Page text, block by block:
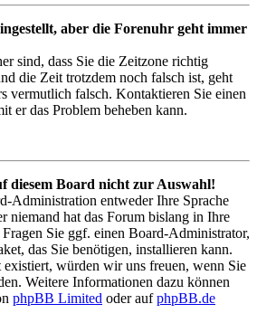
aber die Forenuhr geht immer
sind, dass Sie die Zeitzone richtig
die Zeit trotzdem noch falsch ist, geht
vermutlich falsch. Kontaktieren Sie einen
er das Problem beheben kann.
diesem Board nicht zur Auswahl!
Administration entweder Ihre Sprache
niemand hat das Forum bislang in Ihre
Fragen Sie ggf. einen Board-Administrator,
das Sie benötigen, installieren kann.
existiert, würden wir uns freuen, wenn Sie
Weitere Informationen dazu können
phpBB Limited oder aufphpBB.de